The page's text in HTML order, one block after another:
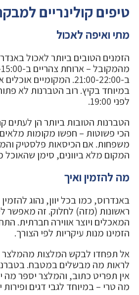
טיפים קולינריים
מתי ואיפה לאכול
הזמנים הטובים ביותר לאכול
ב-21:00-22:00. המקומיים
במיוחד בקיץ. רוב הטברנות לא
לפני 19:00.
הטברנות הטובות ביותר הן לעתים
הכי פשוטות – חפשו מקומות
משפחות. אם הכיסאות פלסטיק
המקום מלא ביוונים, סימן שהאוכל
מה להזמין ואיך
באנדרוס, כמו בכל יוון, נהוג
ראשונות (מזה) לחלוק. זה מאפשר
הזמינו מנות עיקריות לפי הצורך.
אל תפחדו לבקש המלצות מהמלצר
לראות מה מבשלים במטבח.
אין תפריט כתוב, והמלצר יספר מה
מה טרי – במיוחד לגבי דגים ופירות